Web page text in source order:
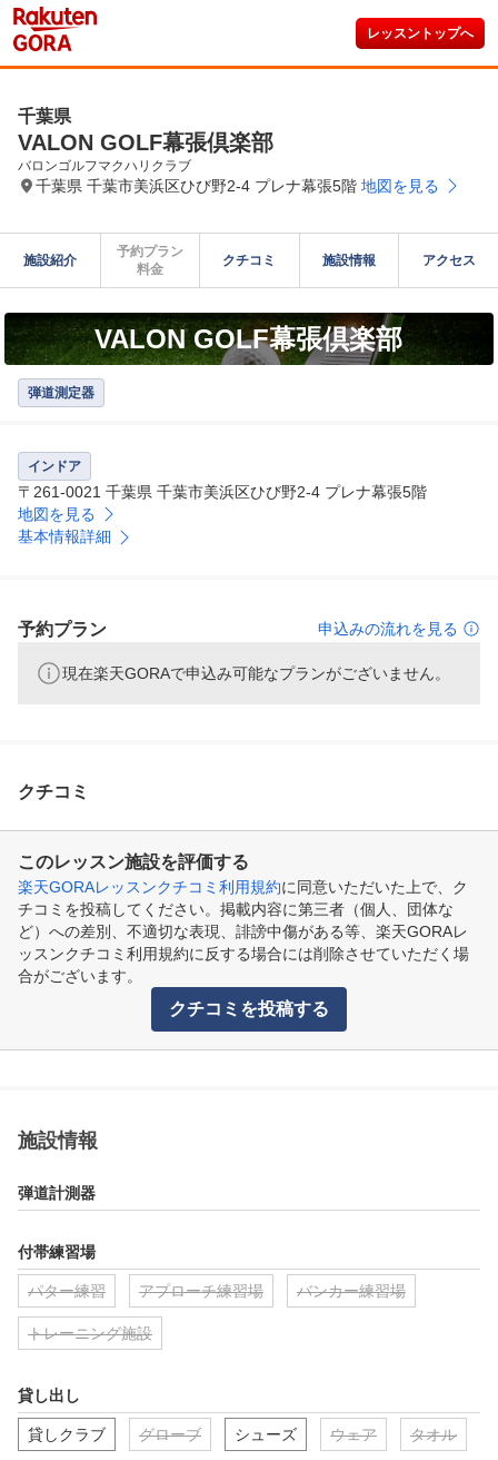
レッスントップへ
千葉県
VALON GOLF幕張倶楽部
バロンゴルフマクハリクラブ
千葉県 千葉市美浜区ひび野2-4 プレナ幕張5階 地図を見る
施設紹介
予約プラン
料金
クチコミ 施設情報 アクセス
VALON GOLF幕張倶楽部
弾道測定器
インドア
〒261-0021 千葉県 千葉市美浜区ひび野2-4 プレナ幕張5階
地図を見る
基本情報詳細
予約プラン 申込みの流れを見る
現在楽天GORAで申込み可能なプランがございません。
クチコミ
このレッスン施設を評価する
楽天GORAレッスンクチコミ利用規約に同意いただいた上で、ク
チコミを投稿してください。掲載内容に第三者（個人、団体な
ど）への差別、不適切な表現、誹謗中傷がある等、楽天GORAレ
ッスンクチコミ利用規約に反する場合には削除させていただく場
合がございます。
クチコミを投稿する
施設情報
弾道計測器
付帯練習場
パター練習 アプローチ練習場 バンカー練習場
トレーニング施設
貸し出し
貸しクラブ グローブ シューズ ウェア タオル